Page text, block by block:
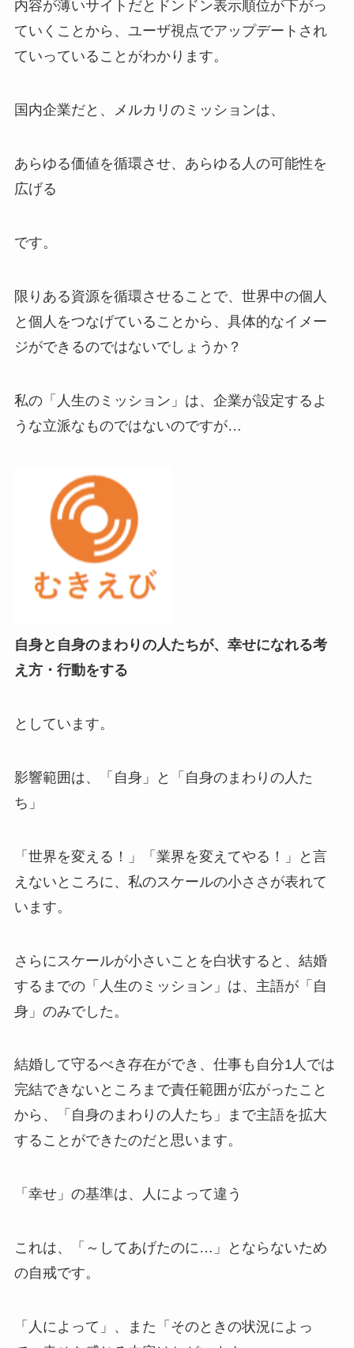
内容が薄いサイトだとドンドン表示順位が下がっ
ていくことから、ユーザ視点でアップデートされ
ていっていることがわかります。
国内企業だと、メルカリのミッションは、
あらゆる価値を循環させ、あらゆる人の可能性を
広げる
です。
限りある資源を循環させることで、世界中の個人
と個人をつなげていることから、具体的なイメー
ジができるのではないでしょうか？
私の「人生のミッション」は、企業が設定するよ
うな立派なものではないのですが…
自身と自身のまわりの人たちが、幸せになれる考
え方・行動をする
としています。
影響範囲は、「自身」と「自身のまわりの人た
ち」
「世界を変える！」「業界を変えてやる！」と言
えないところに、私のスケールの小ささが表れて
います。
さらにスケールが小さいことを白状すると、結婚
するまでの「人生のミッション」は、主語が「自
身」のみでした。
結婚して守るべき存在ができ、仕事も自分1人では
完結できないところまで責任範囲が広がったこと
から、「自身のまわりの人たち」まで主語を拡大
することができたのだと思います。
「幸せ」の基準は、人によって違う
これは、「～してあげたのに…」とならないため
の自戒です。
「人によって」、また「そのときの状況によっ